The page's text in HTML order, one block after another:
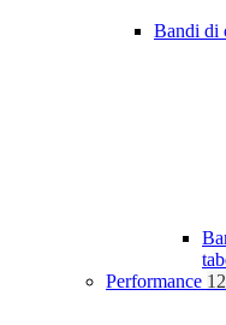
Bandi di
Performance 12